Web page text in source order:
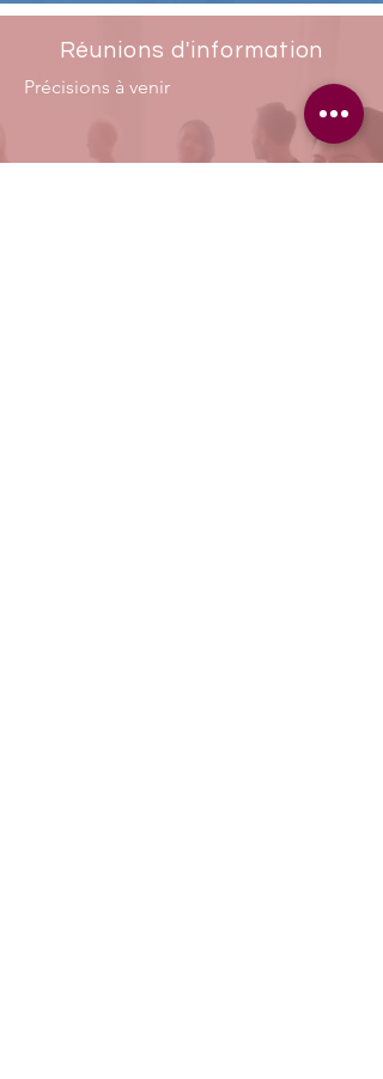
Réunions d'information
Précisions à venir